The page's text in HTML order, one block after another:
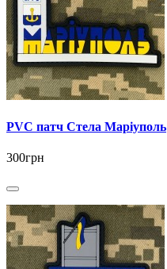
PVC патч Стела Маріуполь
300грн